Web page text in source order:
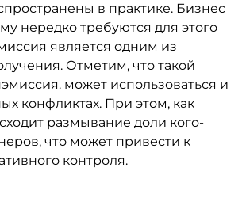
в практике. Бизнес
нередко требуются для этого
является одним из
Отметим, что такой
может использоваться и
конфликтах. При этом, как
размывание доли кого-
что может привести к
контроля.